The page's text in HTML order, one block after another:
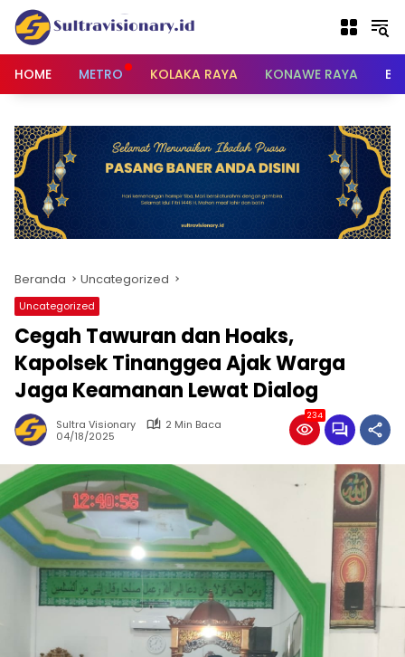
Langsung
konten
HOME
METRO KOLAKA RAYA KONAWE RAYA
Beranda Uncategorized
Uncategorized
Cegah Tawuran dan Hoaks,
Kapolsek Tinanggea Ajak Warga
Jaga Keamanan Lewat Dialog
Sultra Visionary
2 Min Baca
04/18/2025
234